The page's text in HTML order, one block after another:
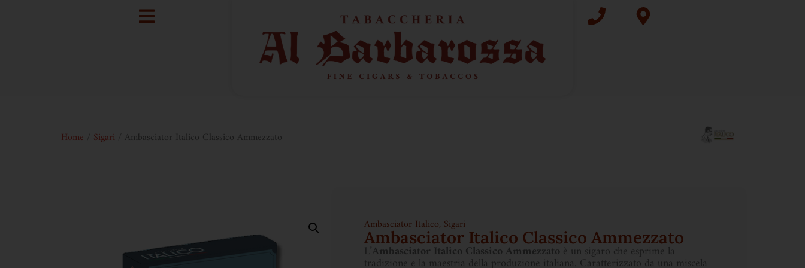
Home Sigari / Ambasciator Italico Classico Ammezzato
Ambasciator Italico, Sigari
Ambasciator Italico Classico Ammezzato
L’Ambasciator Italico Classico Ammezzato è un sigaro che esprime la
tradizione e la maestria della produzione italiana. Caratterizzato da una miscela